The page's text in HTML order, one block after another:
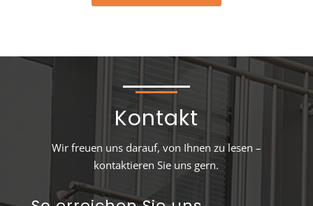
Kontakt
Wir freuen uns darauf, von Ihnen zu lesen –
kontaktieren Sie uns gern.